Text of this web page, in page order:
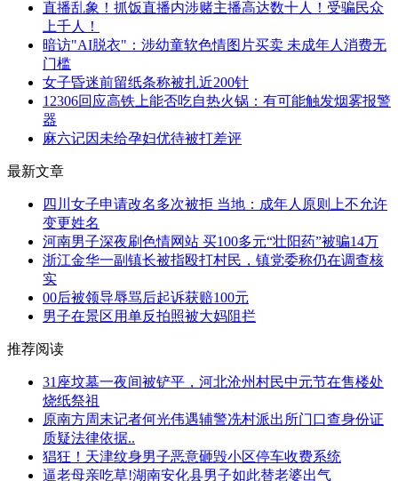
直播乱象！抓饭直播内涉赌主播高达数十人！受骗民众
上千人！
暗访"AI脱衣"：涉幼童软色情图片买卖 未成年人消费无
门槛
女子昏迷前留纸条称被扎近200针
12306回应高铁上能否吃自热火锅：有可能触发烟雾报警
器
麻六记因未给孕妇优待被打差评
最新文章
四川女子申请改名多次被拒 当地：成年人原则上不允许
变更姓名
河南男子深夜刷色情网站 买100多元“壮阳药”被骗14万
浙江金华一副镇长被指殴打村民，镇党委称仍在调查核
实
00后被领导辱骂后起诉获赔100元
男子在景区用单反拍照被大妈阻拦
推荐阅读
31座坟墓一夜间被铲平，河北沧州村民中元节在售楼处
烧纸祭祖
原南方周末记者何光伟遇辅警冼村派出所门口查身份证
质疑法律依据..
猖狂！天津纹身男子恶意砸毁小区停车收费系统
逼老母亲吃草!湖南安化县男子如此替老婆出气